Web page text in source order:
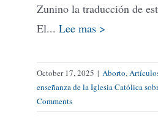
Zunino la traducción de
El... Lee mas >
October 17, 2025 | Aborto,
enseñanza de la Iglesia Católica
Comments